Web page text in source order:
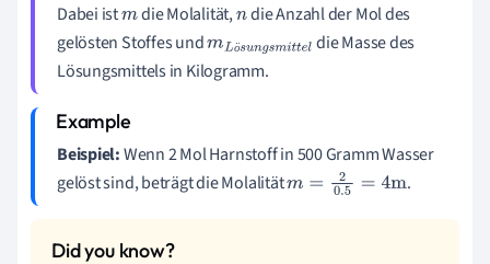
Dabei istm die Molalität,n die Anzahl der Mol des
gelösten Stoffes und
ö
mLösungsmitt
el
die Masse des
Lösungsmittels in Kilogramm.
Beispiel:Wenn 2 Mol Harnstoff in 500 Gramm Wasser
gelöst sind, beträgt die Molalitätm= 20.5=4 m .